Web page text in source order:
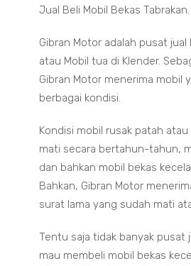
Jual Beli Mobil Bekas Tabrakan.
Gibran Motor adalah pusat
atau Mobil tua di Klender.
Gibran Motor menerima mobil
berbagai kondisi.
Kondisi mobil rusak patah
mati secara bertahun-tahun,
dan bahkan mobil bekas
Bahkan, Gibran Motor
surat lama yang sudah mati
Tentu saja tidak banyak pusat
mau membeli mobil bekas